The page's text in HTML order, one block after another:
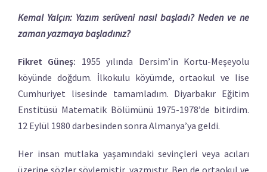
Kemal Yalçın: Yazım serüveni nasıl başladı? Neden ve ne
zaman yazmaya başladınız?
Fikret Güneş: 1955 yılında Dersim’in Kortu-Meşeyolu
köyünde doğdum. İlkokulu köyümde, ortaokul ve lise
Cumhuriyet lisesinde tamamladım. Diyarbakır Eğitim
Enstitüsü Matematik Bölümünü 1975-1978’de bitirdim.
12 Eylül 1980 darbesinden sonra Almanya’ya geldi.
Her insan mutlaka yaşamındaki sevinçleri veya acıları
üzerine sözler söylemiştir, yazmıştır. Ben de ortaokul ve